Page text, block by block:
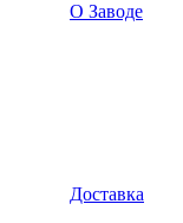
О Заводе
Доставка